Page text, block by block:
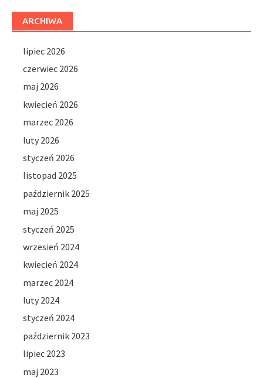
ARCHIWA
lipiec 2026
czerwiec 2026
maj 2026
kwiecień 2026
marzec 2026
luty 2026
styczeń 2026
listopad 2025
październik 2025
maj 2025
styczeń 2025
wrzesień 2024
kwiecień 2024
marzec 2024
luty 2024
styczeń 2024
październik 2023
lipiec 2023
maj 2023